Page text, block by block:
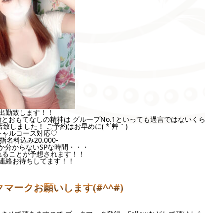
勤致します！！
おもてなしの精神は グループNo.1といっても過言ではないくら
しました！ ご予約はお早めに( *´艸｀)
ャルコース対応♡
名料込み20.000-
分からないSPな時間・・・
ことが予想されます！！
絡お待ちしてます！！
ークお願いします(#^^#)